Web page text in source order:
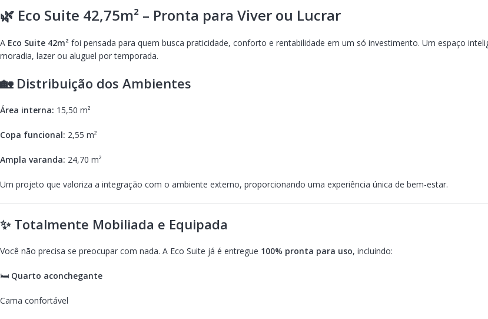
🌿 Eco Suite 42,75m² – Pronta para Viver ou Lucrar
A Eco Suite 42m² foi pensada para quem busca praticidade, conforto e rentabilidade em um só investimento. Um espaço
moradia, lazer ou aluguel por temporada.
🏡 Distribuição dos Ambientes
Área interna: 15,50 m²
Copa funcional: 2,55 m²
Ampla varanda: 24,70 m²
Um projeto que valoriza a integração com o ambiente externo, proporcionando uma experiência única de bem-estar.
✨ Totalmente Mobiliada e Equipada
Você não precisa se preocupar com nada. A Eco Suite já é entregue 100% pronta para uso, incluindo:
🛏️ Quarto aconchegante
Cama confortável